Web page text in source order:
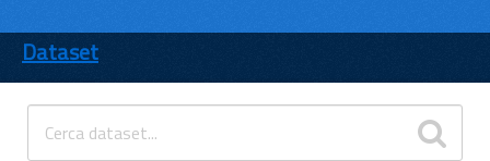
ENTI
TEMI
INFORMAZIONI
Dataset